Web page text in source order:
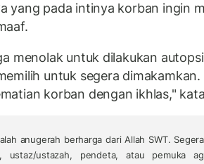
yang pada intinya korban ingin
menolak untuk dilakukan
untuk segera dimakamkan.
korban dengan ikhlas,"
anugerah berharga dari Allah SWT.
ustaz/ustazah, pendeta, atau pemuka